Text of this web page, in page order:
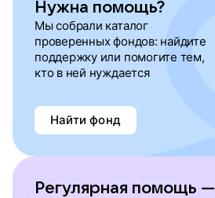
Нужна помощь?
Мы собрали каталог
проверенных фондов: найдите
поддержку или помогите тем,
кто в ней нуждается
Найти фонд
Регулярная помощь —